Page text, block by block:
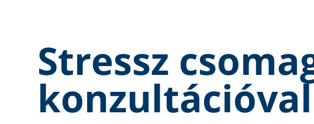
Stressz
konzultációval